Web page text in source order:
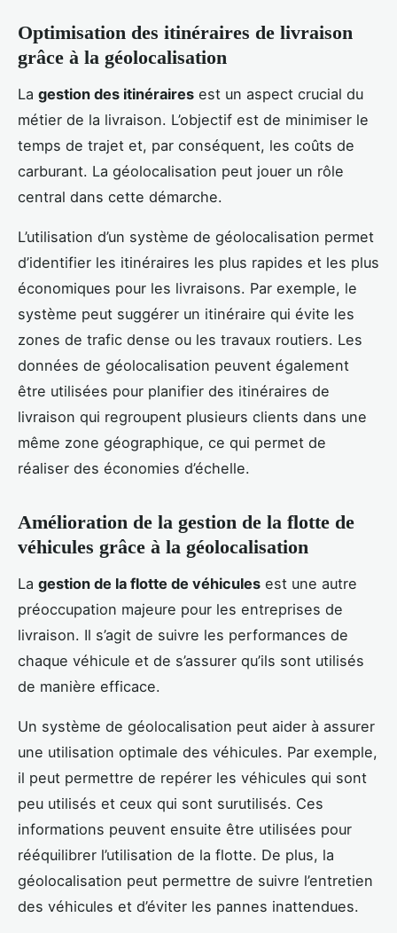
Optimisation des itinéraires de livraison
grâce à la géolocalisation
La gestion des itinéraires est un aspect crucial du
métier de la livraison. L’objectif est de minimiser le
temps de trajet et, par conséquent, les coûts de
carburant. La géolocalisation peut jouer un rôle
central dans cette démarche.
L’utilisation d’un système de géolocalisation permet
d’identifier les itinéraires les plus rapides et les plus
économiques pour les livraisons. Par exemple, le
système peut suggérer un itinéraire qui évite les
zones de trafic dense ou les travaux routiers. Les
données de géolocalisation peuvent également
être utilisées pour planifier des itinéraires de
livraison qui regroupent plusieurs clients dans une
même zone géographique, ce qui permet de
réaliser des économies d’échelle.
Amélioration de la gestion de la flotte de
véhicules grâce à la géolocalisation
La gestion de la flotte de véhicules est une autre
préoccupation majeure pour les entreprises de
livraison. Il s’agit de suivre les performances de
chaque véhicule et de s’assurer qu’ils sont utilisés
de manière efficace.
Un système de géolocalisation peut aider à assurer
une utilisation optimale des véhicules. Par exemple,
il peut permettre de repérer les véhicules qui sont
peu utilisés et ceux qui sont surutilisés. Ces
informations peuvent ensuite être utilisées pour
rééquilibrer l’utilisation de la flotte. De plus, la
géolocalisation peut permettre de suivre l’entretien
des véhicules et d’éviter les pannes inattendues.